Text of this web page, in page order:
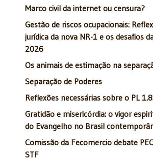
Marco civil da internet ou censura?
Gestão de riscos ocupacionais:
jurídica da nova NR-1 e os desafios
2026
Os animais de estimação na
Separação de Poderes
Reflexões necessárias sobre o PL
Gratidão e misericórdia: o vigor
do Evangelho no Brasil
Comissão da Fecomercio debate
STF